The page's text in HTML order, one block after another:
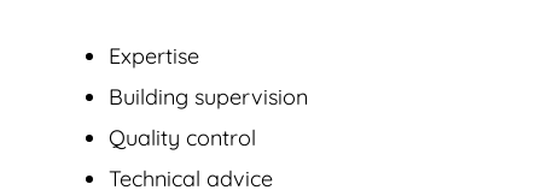
Expertise
Building supervision
Quality control
Technical advice